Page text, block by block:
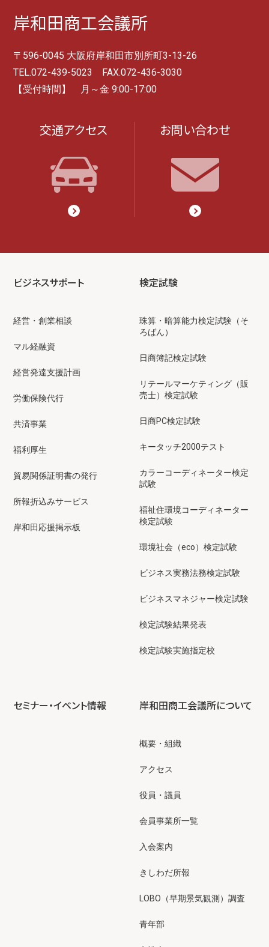
岸和田商工会議所
〒596-0045 大阪府岸和田市別所町3-13-26
TEL.072-439-5023 FAX.072-436-3030
【受付時間】 月～金 9:00-17:00
交通アクセス お問い合わせ
ビジネスサポート
経営・創業相談
マル経融資
経営発達支援計画
労働保険代行
共済事業
福利厚生
貿易関係証明書の発行
所報折込みサービス
岸和田応援掲示板
検定試験
珠算・暗算能力検定試験（そ
ろばん）
日商簿記検定試験
リテールマーケティング（販
売士）検定試験
日商PC検定試験
キータッチ2000テスト
カラーコーディネーター検定
試験
福祉住環境コーディネーター
検定試験
環境社会（eco）検定試験
ビジネス実務法務検定試験
ビジネスマネジャー検定試験
検定試験結果発表
検定試験実施指定校
セミナー・イベント情報 岸和田商工会議所について
概要・組織
アクセス
役員・議員
会員事業所一覧
入会案内
きしわだ所報
LOBO（早期景気観測）調査
青年部